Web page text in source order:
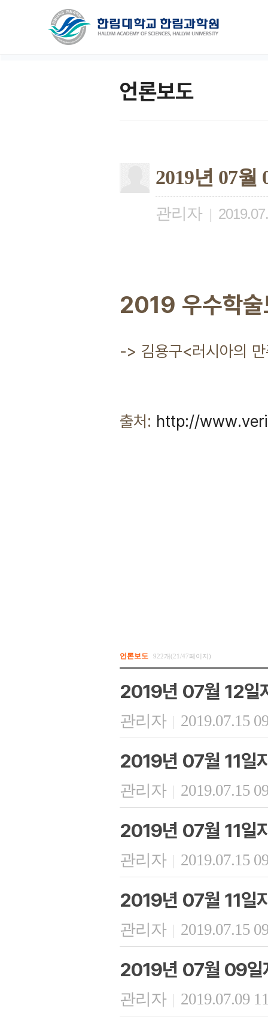
언론보도
2019년 07
관리자 |
2019 우수학
-> 김용구<러시아의
출처: http://
언론보도 922개(21/47페이지)
2019년 07월 12일
관리자 | 2019.07.15
2019년 07월 11일
관리자 | 2019.07.15
2019년 07월 11일
관리자 | 2019.07.15
2019년 07월 11일
관리자 | 2019.07.15
2019년 07월 09일
관리자 | 2019.07.09